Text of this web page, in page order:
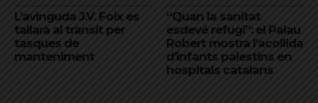
L’avinguda J.V. Foix es
tallarà al trànsit per
tasques de
manteniment
“Quan la sanitat
esdevé refugi”: el Palau
Robert mostra l’acollida
d’infants palestins en
hospitals catalans